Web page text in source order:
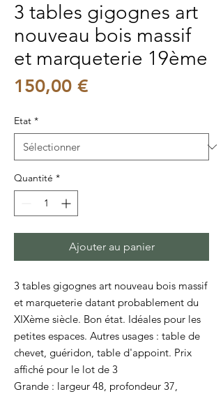
3 tables gigognes art
nouveau bois massif
et marqueterie 19ème
150,00 €
Etat *
Quantité *
Ajouter au panier
3 tables gigognes art nouveau bois massif
et marqueterie datant probablement du
XIXème siècle. Bon état. Idéales pour les
petites espaces. Autres usages : table de
chevet, guéridon, table d'appoint. Prix
affiché pour le lot de 3
Grande : largeur 48, profondeur 37,